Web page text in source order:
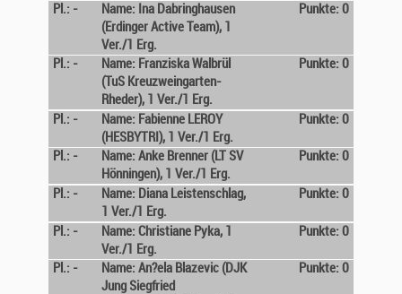
Pl.: -
Name: Ina Dabringhausen
(Erdinger Active Team), 1
Ver./1 Erg.
Punkte: 0
Pl.: -
Name: Franziska Walbrül
(TuS Kreuzweingarten-
Rheder), 1 Ver./1 Erg.
Punkte: 0
Pl.: -
Name: Fabienne LEROY
(HESBYTRI), 1 Ver./1 Erg.
Punkte: 0
Pl.: -
Name: Anke Brenner (LT SV
Hönningen), 1 Ver./1 Erg.
Punkte: 0
Pl.: -
Name: Diana Leistenschlag,
1 Ver./1 Erg.
Punkte: 0
Pl.: -
Name: Christiane Pyka, 1
Ver./1 Erg.
Punkte: 0
Pl.: -
Name: An?ela Blazevic (DJK
Jung Siegfried
Punkte: 0